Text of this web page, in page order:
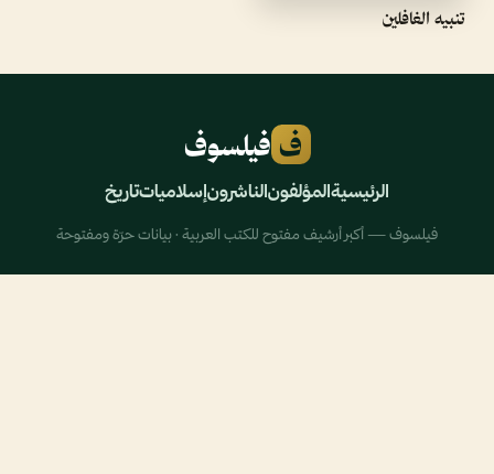
تنبيه الغافلين
ف فيلسوف
الرئيسيةالمؤلفونالناشرونإسلامياتتاريخ
فيلسوف — أكبر أرشيف مفتوح للكتب العربية · بيانات حرّة ومفتوحة